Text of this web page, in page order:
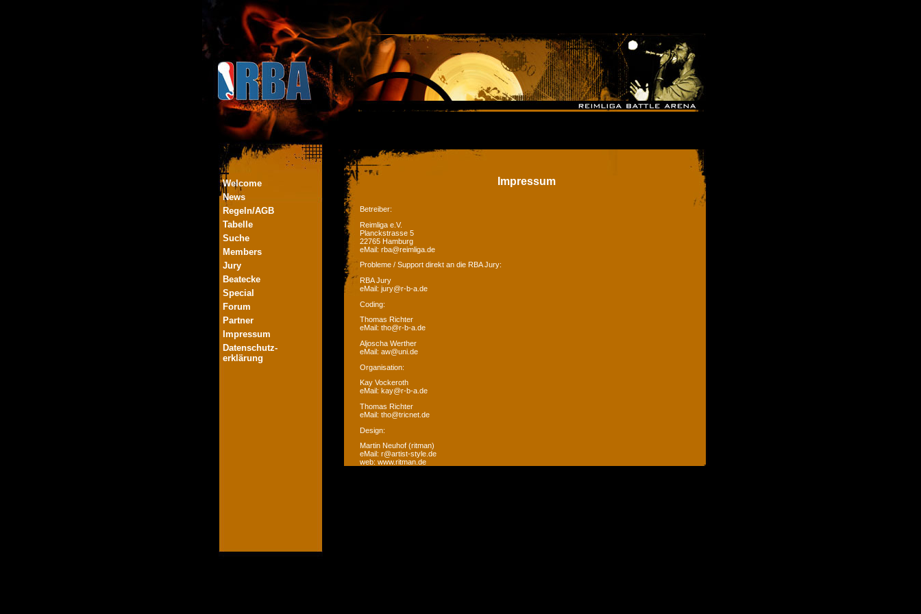
Welcome
News
Regeln/AGB
Tabelle
Suche
Members
Jury
Beatecke
Special
Forum
Partner
Impressum
Datenschutz-
erklärung
Impressum
Betreiber:
Reimliga e.V.
Planckstrasse 5
22765 Hamburg
eMail: rba@reimliga.de
Probleme / Support direkt an die RBA Jury:
RBA Jury
eMail: jury@r-b-a.de
Coding:
Thomas Richter
eMail: tho@r-b-a.de
Aljoscha Werther
eMail: aw@uni.de
Organisation:
Kay Vockeroth
eMail: kay@r-b-a.de
Thomas Richter
eMail: tho@tricnet.de
Design:
Martin Neuhof (ritman)
eMail: r@artist-style.de
web: www.ritman.de